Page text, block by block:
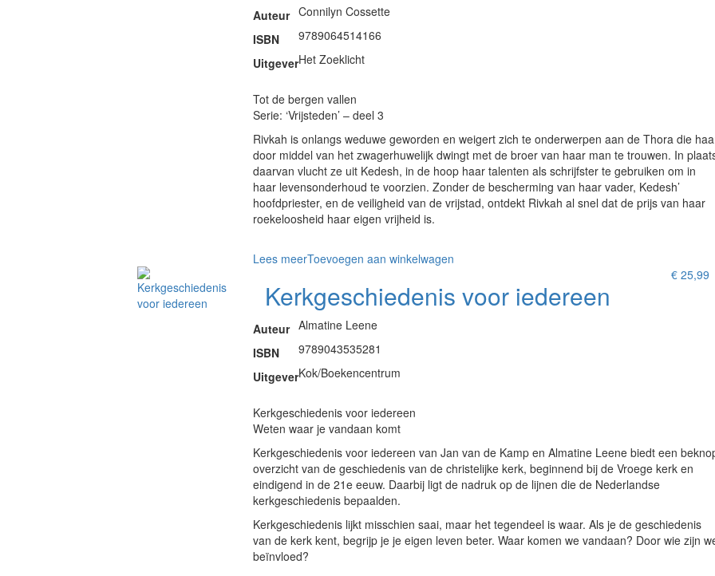
Auteur Connilyn Cossette
ISBN
9789064514166
UitgeverHet Zoeklicht
Tot de bergen vallen
Serie: ‘Vrijsteden’ – deel 3
Rivkah is onlangs weduwe geworden en weigert zich te onderwerpen aan de Thora die
door middel van het zwagerhuwelijk dwingt met de broer van haar man te trouwen. In
daarvan vlucht ze uit Kedesh, in de hoop haar talenten als schrijfster te gebruiken om in
haar levensonderhoud te voorzien. Zonder de bescherming van haar vader, Kedesh’
hoofdpriester, en de veiligheid van de vrijstad, ontdekt Rivkah al snel dat de prijs van haar
roekeloosheid haar eigen vrijheid is.
Lees meerToevoegen aan winkelwagen
Kerkgeschiedenis voor iedereen
€ 25,99
Auteur Almatine Leene
ISBN
9789043535281
UitgeverKok/Boekencentrum
Kerkgeschiedenis voor iedereen
Weten waar je vandaan komt
Kerkgeschiedenis voor iedereen van Jan van de Kamp en Almatine Leene biedt een
overzicht van de geschiedenis van de christelijke kerk, beginnend bij de Vroege kerk en
eindigend in de 21e eeuw. Daarbij ligt de nadruk op de lijnen die de Nederlandse
kerkgeschiedenis bepaalden.
Kerkgeschiedenis lijkt misschien saai, maar het tegendeel is waar. Als je de geschiedenis
van de kerk kent, begrijp je je eigen leven beter. Waar komen we vandaan? Door wie zijn
beïnvloed?